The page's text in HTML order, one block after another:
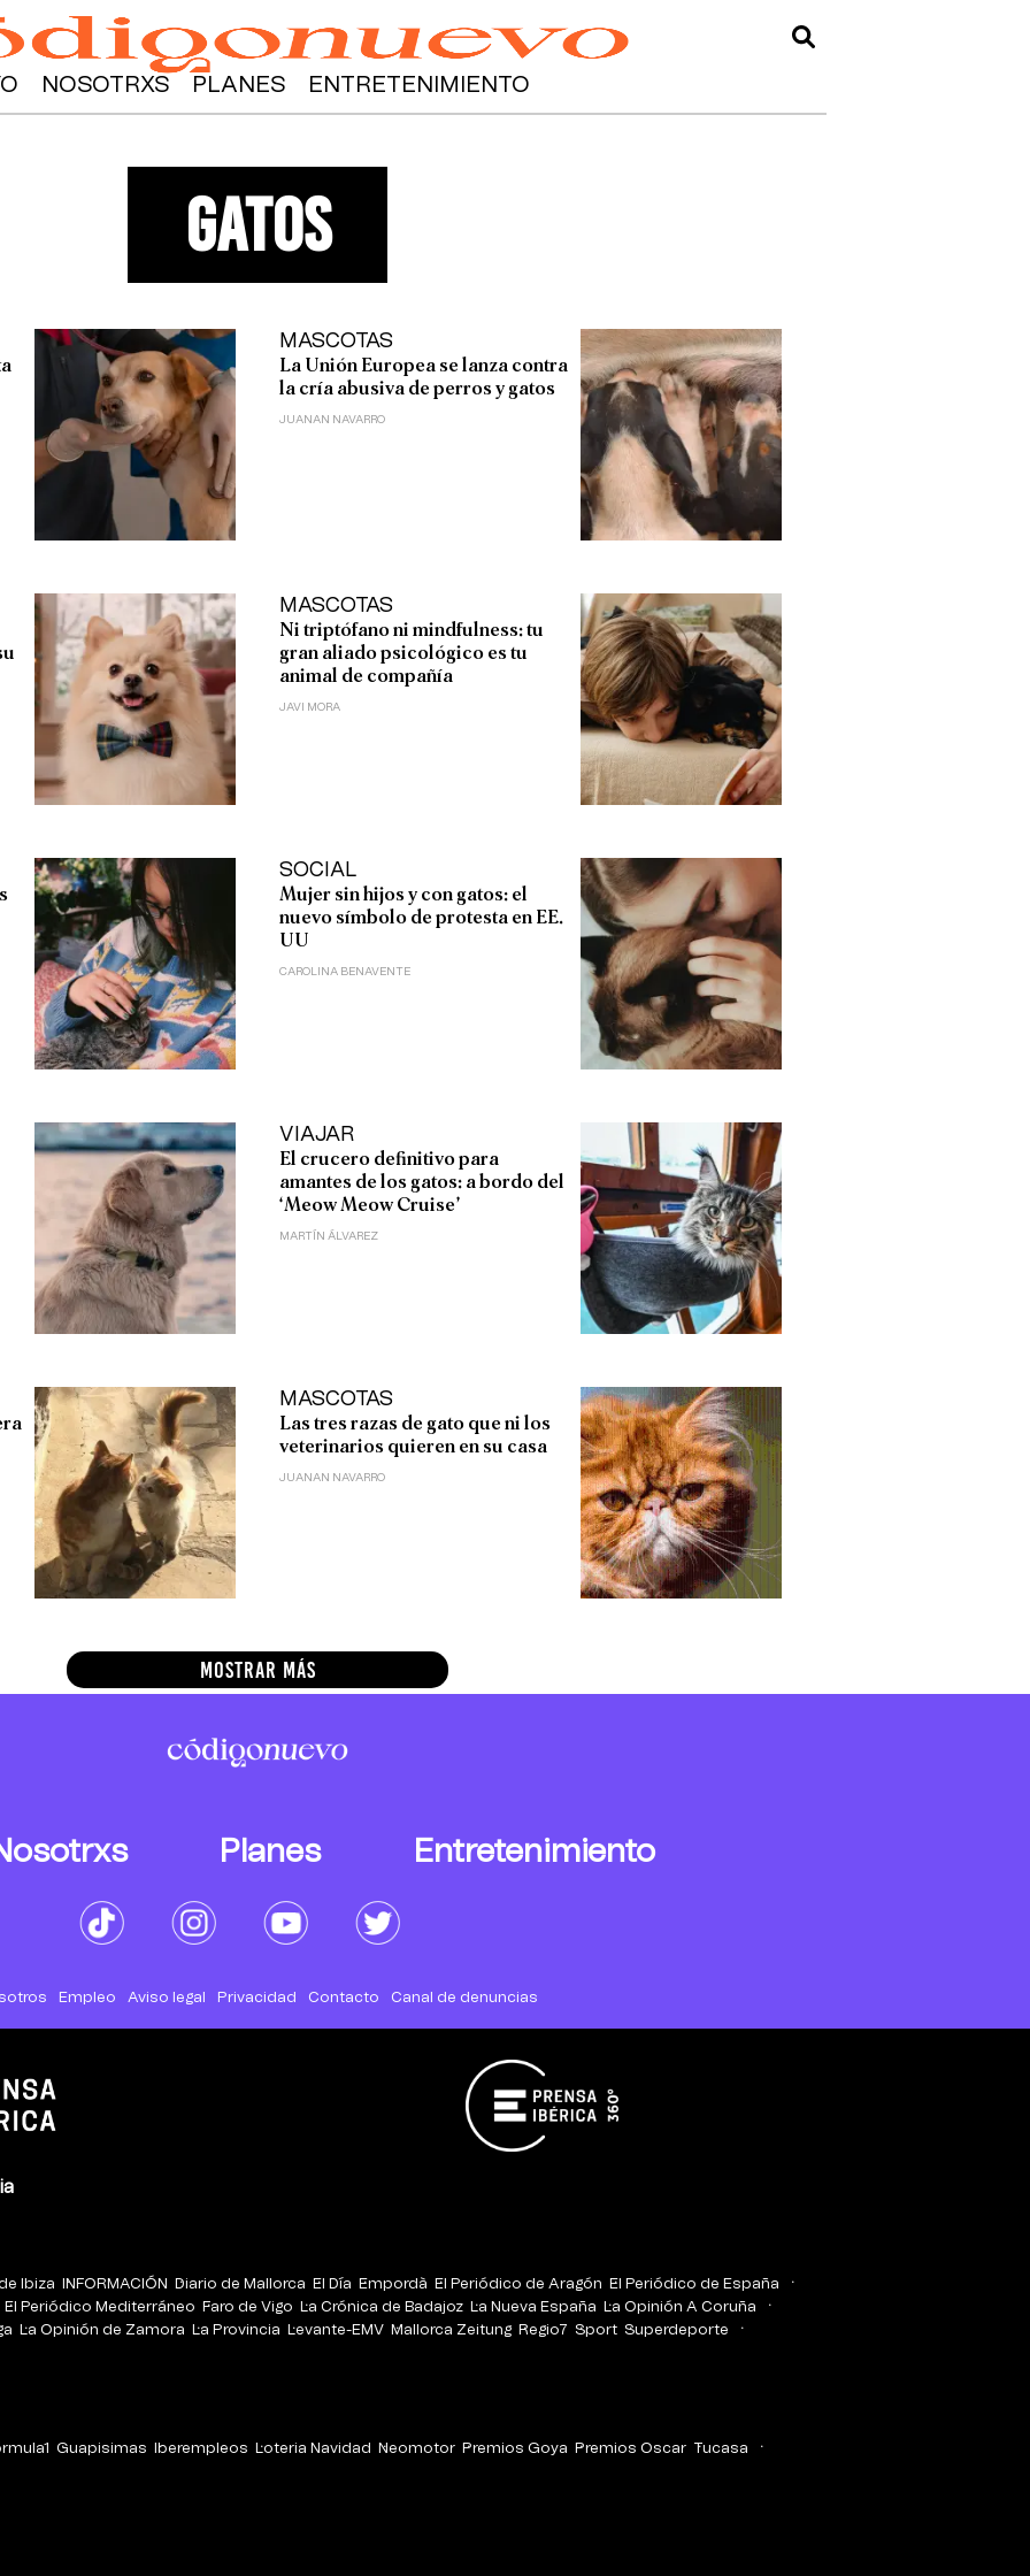
NOSOTRXS PLANES ENTRETENIMIENTO
gatos
MASCOTAS
La Unión Europea se lanza contra
la cría abusiva de perros y gatos
JUANAN NAVARRO
MASCOTAS
Ni triptófano ni mindfulness: tu
gran aliado psicológico es tu
animal de compañía
JAVI MORA
SOCIAL
Mujer sin hijos y con gatos: el
nuevo símbolo de protesta en EE.
UU
CAROLINA BENAVENTE
VIAJAR
El crucero definitivo para
amantes de los gatos: a bordo del
‘Meow Meow Cruise’
MARTÍN ÁLVAREZ
MASCOTAS
Las tres razas de gato que ni los
veterinarios quieren en su casa
JUANAN NAVARRO
MOSTRAR MÁS
Planes Entretenimiento
Empleo Aviso legal Privacidad Contacto Canal de denuncias
Ibiza INFORMACIÓN Diario de Mallorca El Día Empordà El Periódico de Aragón
El Periódico de España
El Periódico Mediterráneo Faro de Vigo La Crónica de Badajoz La Nueva España
La Opinión A Coruña
La Opinión de Zamora La Provincia Levante-EMV Mallorca Zeitung Regio7 Sport Superdeporte
Guapisimas Iberempleos Loteria Navidad Neomotor Premios Goya Premios Oscar
Tucasa